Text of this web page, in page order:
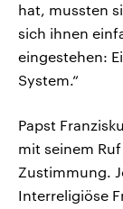
hat, mussten
sich ihnen
eingestehen:
System.“
Papst
mit seinem
Zustimmung.
Interreligiöse